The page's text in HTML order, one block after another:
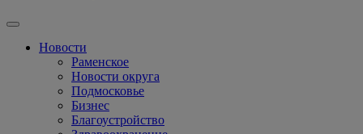
Новости
Раменское
Новости округа
Подмосковье
Бизнес
Благоустройство